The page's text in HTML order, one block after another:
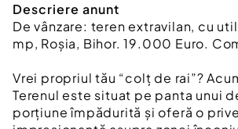
Descriere anunt
De vânzare: teren extravilan, cu
mp, Roșia, Bihor. 19.000 Euro.
Vrei propriul tău “colț de rai”?
Terenul este situat pe panta unui
porțiune împădurită și oferă o